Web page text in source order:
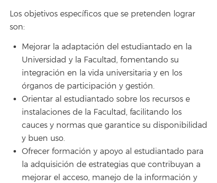
Los objetivos específicos que se pretenden lograr
son:
Mejorar la adaptación del estudiantado en la
Universidad y la Facultad, fomentando su
integración en la vida universitaria y en los
órganos de participación y gestión.
Orientar al estudiantado sobre los recursos e
instalaciones de la Facultad, facilitando los
cauces y normas que garantice su disponibilidad
y buen uso.
Ofrecer formación y apoyo al estudiantado para
la adquisición de estrategias que contribuyan a
mejorar el acceso, manejo de la información y